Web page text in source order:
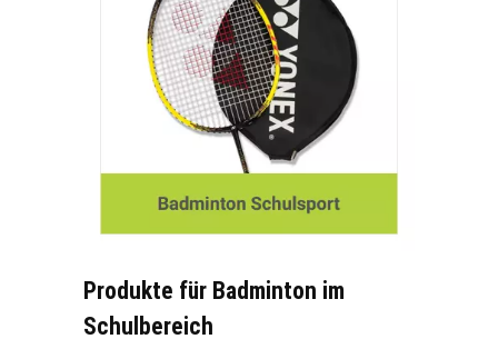
Produkte für Badminton im
Schulbereich